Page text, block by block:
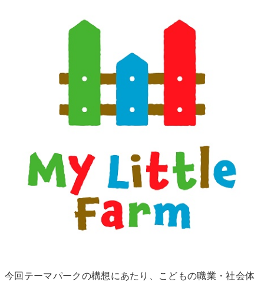
今回テーマパークの構想にあたり、こどもの職業・社会体